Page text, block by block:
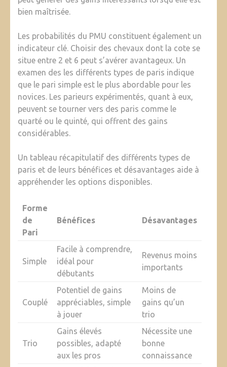
bien maîtrisée.
Les probabilités du PMU constituent également un
indicateur clé. Choisir des chevaux dont la cote se
situe entre 2 et 6 peut s’avérer avantageux. Un
examen des les différents types de paris indique
que le pari simple est le plus abordable pour les
novices. Les parieurs expérimentés, quant à eux,
peuvent se tourner vers des paris comme le
quarté ou le quinté, qui offrent des gains
considérables.
Un tableau récapitulatif des différents types de
paris et de leurs bénéfices et désavantages aide à
appréhender les options disponibles.
Forme
de
Pari
Bénéfices Désavantages
Simple
Facile à comprendre,
idéal pour
débutants
Revenus moins
importants
Couplé
Potentiel de gains
appréciables, simple
à jouer
Moins de
gains qu’un
trio
Trio
Gains élevés
possibles, adapté
aux les pros
Nécessite une
bonne
connaissance